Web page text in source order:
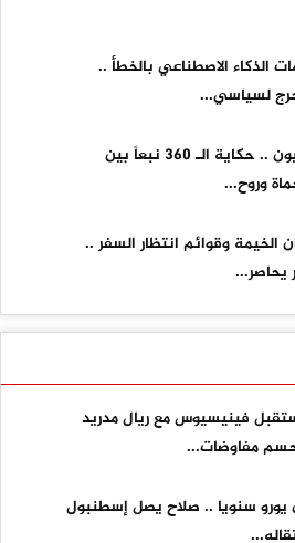
الذكاء الاصطناعي بالخطأ ..
لسياسي...
وادي العيون .. حكاية الـ 360 نبعاً بين
وروح...
الخيمة وقوائم انتظار السفر ..
يحاصر...
فينيسيوس مع ريال مدريد
مفاوضات...
يورو سنويا .. صلاح يصل إسطنبول